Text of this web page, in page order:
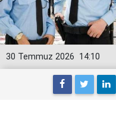
14:10
30 Temmuz 2026